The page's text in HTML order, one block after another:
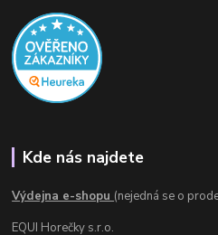
Kde nás najdete
Výdejna e-shopu (nejedná se o
EQUI Horečky s.r.o.